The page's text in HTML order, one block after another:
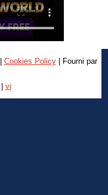
Cookies Policy| Fourni par
vi